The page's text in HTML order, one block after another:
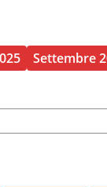
Settembre